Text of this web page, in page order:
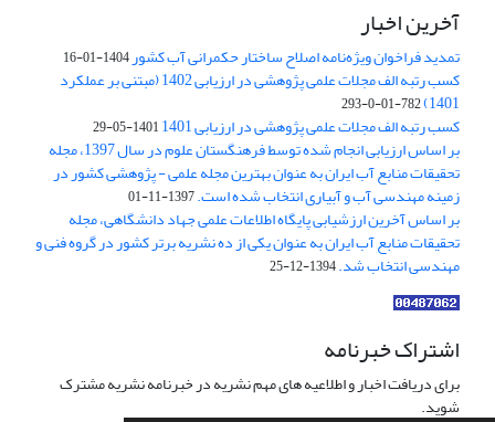
آخرین اخبار
تمدید فراخوان ویژه‌نامه اصلاح ساختار حکمرانی آب کشور1404-01-16
کسب رتبه الف مجلات علمی پژوهشی در ارزیابی 1402 (مبتنی بر عملکرد
1401)
782-01-0-293
کسب رتبه الف مجلات علمی پژوهشی در ارزیابی 1401 1401-05-29
بر اساس ارزیابی انجام شده توسط فرهنگستان علوم در سال 1397، مجله
تحقیقات منابع آب ایران به عنوان بهترین مجله علمی - پژوهشی کشور در
زمینه مهندسی آب و آبیاری انتخاب شده است.1397-11-01
بر اساس آخرین ارزشیابی پایگاه اطلاعات علمی جهاد دانشگاهی، مجله
تحقیقات منابع آب ایران به عنوان یکی از ده نشریه برتر کشور در گروه فنی و
مهندسی انتخاب شد.1394-12-25
اشتراک خبرنامه
برای دریافت اخبار و اطلاعیه های مهم نشریه در خبرنامه نشریه مشترک
شوید.